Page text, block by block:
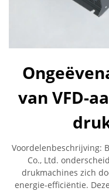
van VFD-
Voordelenbeschrijving:
Co., Ltd.
drukmachines zich
energie-efficiëntie.